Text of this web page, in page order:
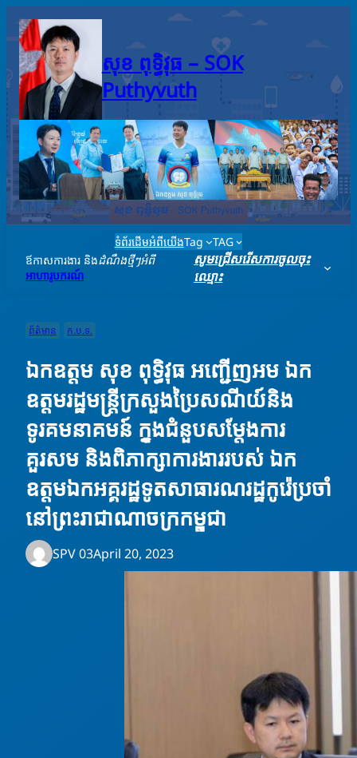
content
សុខ ពុទ្ធិវុធ – SO​K
Puthyvuth
ទំព័រដើមអំពីយើងTag
TAG
ឪកាសការងារ និងដំណឹងថ្មីៗអំពី
អាហារូបករណ៍
សូមជ្រើសរើសការចូលចុះ
ឈ្មោះ
ព័ត៌មាន ក.ប.ទ.
ឯកឧត្តម សុខ ពុទ្ធិវុធ អញ្ជេីញអម ឯក
ឧត្តមរដ្ឋមន្ត្រីក្រសួងប្រៃសណីយ៍និង
ទូរគមនាគមន៍ ក្នុងជំនួបសម្តែងការ
គួរសម និងពិភាក្សាការងាររបស់ ឯក
ឧត្តមឯកអគ្គរដ្ឋទូតសាធារណរដ្ឋកូរ៉េប្រចាំ
នៅព្រះរាជាណាចក្រកម្ពុជា
SPV 03April 20, 2023